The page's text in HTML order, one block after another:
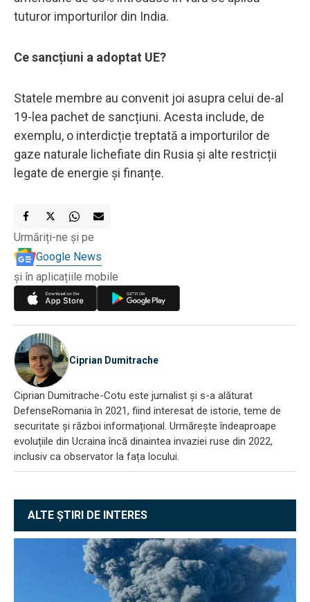
tuturor importurilor din India.
Ce sancțiuni a adoptat UE?
Statele membre au convenit joi asupra celui de-al
19-lea pachet de sancțiuni. Acesta include, de
exemplu, o interdicție treptată a importurilor de
gaze naturale lichefiate din Rusia și alte restricții
legate de energie și finanțe.
Urmăriți-ne și pe
Google News
și în aplicațiile mobile
Ciprian Dumitrache
Ciprian Dumitrache-Cotu este jurnalist și s-a alăturat
DefenseRomania în 2021, fiind interesat de istorie, teme de
securitate și război informațional. Urmărește îndeaproape
evoluțiile din Ucraina încă dinaintea invaziei ruse din 2022,
inclusiv ca observator la fața locului.
ALTE ȘTIRI DE INTERES